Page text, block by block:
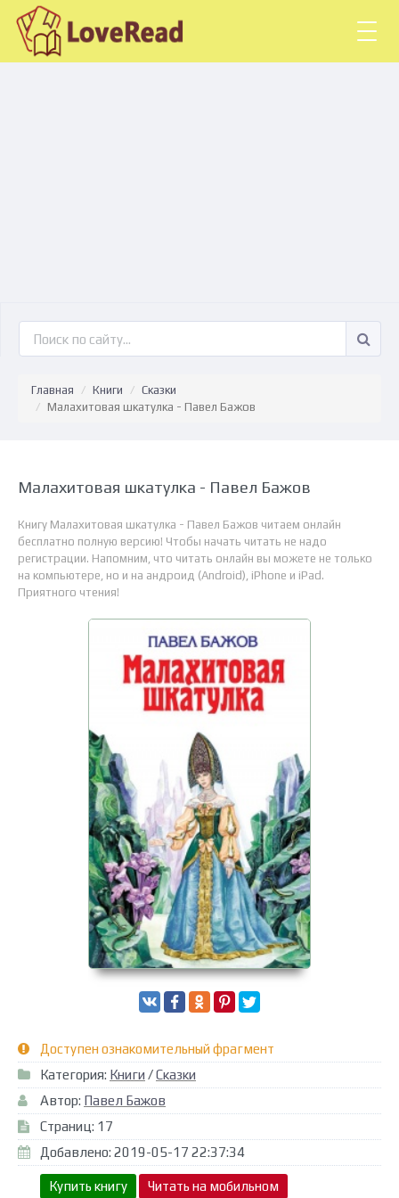
Главная Книги
Сказки
Малахитовая шкатулка - Павел Бажов
Малахитовая шкатулка - Павел Бажов
Книгу Малахитовая шкатулка - Павел Бажов читаем онлайн
бесплатно полную версию! Чтобы начать читать не надо
регистрации. Напомним, что читать онлайн вы можете не только
на компьютере, но и на андроид (Android), iPhone и iPad.
Приятного чтения!
Доступен ознакомительный фрагмент
Категория: Книги /Сказки
Автор: Павел Бажов
Страниц: 17
Добавлено: 2019-05-17 22:37:34
Купить книгу Читать на мобильном